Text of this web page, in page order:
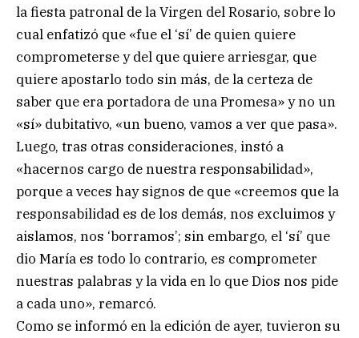
la fiesta patronal de la Virgen del Rosario, sobre lo
cual enfatizó que «fue el ‘sí’ de quien quiere
comprometerse y del que quiere arriesgar, que
quiere apostarlo todo sin más, de la certeza de
saber que era portadora de una Promesa» y no un
«sí» dubitativo, «un bueno, vamos a ver que pasa».
Luego, tras otras consideraciones, instó a
«hacernos cargo de nuestra responsabilidad»,
porque a veces hay signos de que «creemos que la
responsabilidad es de los demás, nos excluimos y
aislamos, nos ‘borramos’; sin embargo, el ‘sí’ que
dio María es todo lo contrario, es comprometer
nuestras palabras y la vida en lo que Dios nos pide
a cada uno», remarcó.
Como se informó en la edición de ayer, tuvieron su